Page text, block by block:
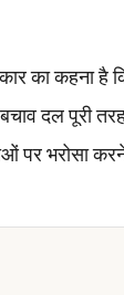
का कहना है
दल पूरी
भरोसा